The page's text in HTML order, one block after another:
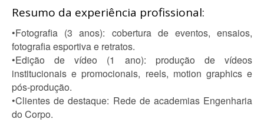
Resumo da experiência profissional:
•Fotografia (3 anos): cobertura de eventos, ensaios,
fotografia esportiva e retratos.
•Edição de vídeo (1 ano): produção de vídeos
institucionais e promocionais, reels, motion graphics e
pós-produção.
•Clientes de destaque: Rede de academias Engenharia
do Corpo.